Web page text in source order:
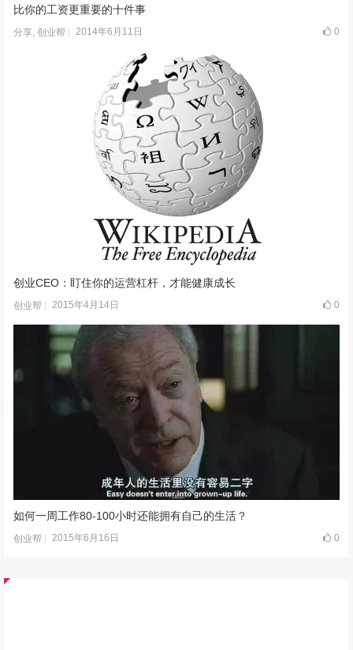
比你的工资更重要的十件事
分享,创业帮 2014年6月11日 0
创业CEO：盯住你的运营杠杆，才能健康成长
创业帮 2015年4月14日 0
如何一周工作80-100小时还能拥有自己的生活？
创业帮 2015年6月16日 0